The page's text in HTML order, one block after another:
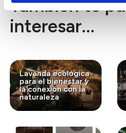
También te
interesar...
Lavanda ecológica
para el bienestar y
la conexión con la
naturaleza